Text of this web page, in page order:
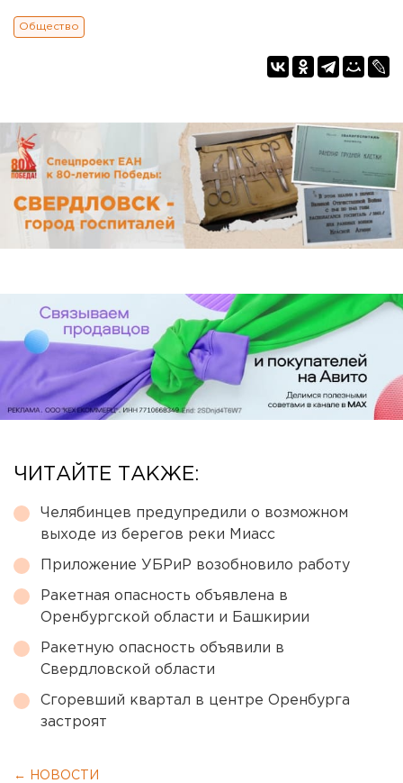
Общество
ЧИТАЙТЕ ТАКЖЕ:
Челябинцев предупредили о возможном
выходе из берегов реки Миасс
Приложение УБРиР возобновило работу
Ракетная опасность объявлена в
Оренбургской области и Башкирии
Ракетную опасность объявили в
Свердловской области
Сгоревший квартал в центре Оренбурга
застроят
← НОВОСТИ